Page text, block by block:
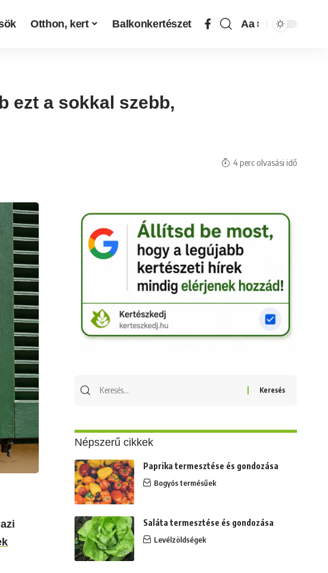
Otthon, kert Balkonkertészet Aa
ezt a sokkal szebb,
4 perc olvasási idő
Népszerű cikkek
Paprika termesztése és gondozása
Bogyós termésűek
Saláta termesztése és gondozása
Levélzöldségek